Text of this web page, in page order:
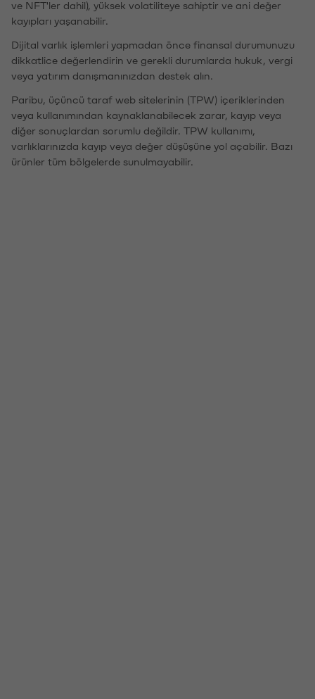
ve NFT'ler dahil), yüksek volatiliteye sahiptir ve ani değer
kayıpları yaşanabilir.
Dijital varlık işlemleri yapmadan önce finansal durumunuzu
dikkatlice değerlendirin ve gerekli durumlarda hukuk, vergi
veya yatırım danışmanınızdan destek alın.
Paribu, üçüncü taraf web sitelerinin (TPW) içeriklerinden
veya kullanımından kaynaklanabilecek zarar, kayıp veya
diğer sonuçlardan sorumlu değildir. TPW kullanımı,
varlıklarınızda kayıp veya değer düşüşüne yol açabilir. Bazı
ürünler tüm bölgelerde sunulmayabilir.